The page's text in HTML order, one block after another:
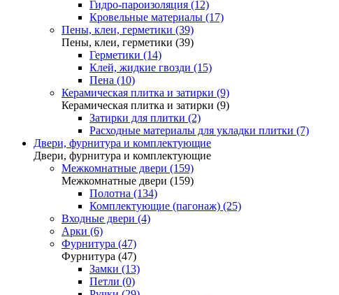
Гидро-пароизоляция (12)
Кровельные материалы (17)
Пены, клеи, герметики (39)
Пены, клеи, герметики (39)
Герметики (14)
Клей, жидкие гвозди (15)
Пена (10)
Керамическая плитка и затирки (9)
Керамическая плитка и затирки (9)
Затирки для плитки (2)
Расходные материалы для укладки плитки (7)
Двери, фурнитура и комплектующие
Двери, фурнитура и комплектующие
Межкомнатные двери (159)
Межкомнатные двери (159)
Полотна (134)
Комплектующие (пагонаж) (25)
Входные двери (4)
Арки (6)
Фурнитура (47)
Фурнитура (47)
Замки (13)
Петли (0)